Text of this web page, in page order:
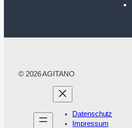
© 2026 AGITANO
Datenschutz
Impressum